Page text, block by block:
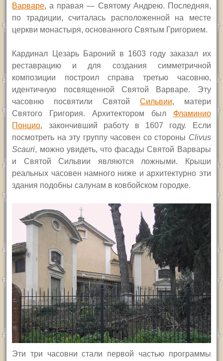
Варваре, а правая — Святому Андрею. Последняя,
по традиции, считалась расположенной на месте
церкви монастыря, основанного Святым Григорием.
Кардинал Цезарь Бароний в 1603 году заказал их
реставрацию и для создания симметричной
композиции построил справа третью часовню,
идентичную посвященной Святой Варваре. Эту
часовню посвятили Святой Сильвии, матери
Святого Григория. Архитектором был Фламинио
Понцио, закончивший работу в 1607 году. Если
посмотреть на эту группу часовен со стороны Clivus
Scauri, можно увидеть, что фасады Святой Варвары
и Святой Сильвии являются ложными. Крыши
реальных часовен намного ниже и архитектурно эти
здания подобны салунам в ковбойском городке.
Эти три часовни стали первой частью программы